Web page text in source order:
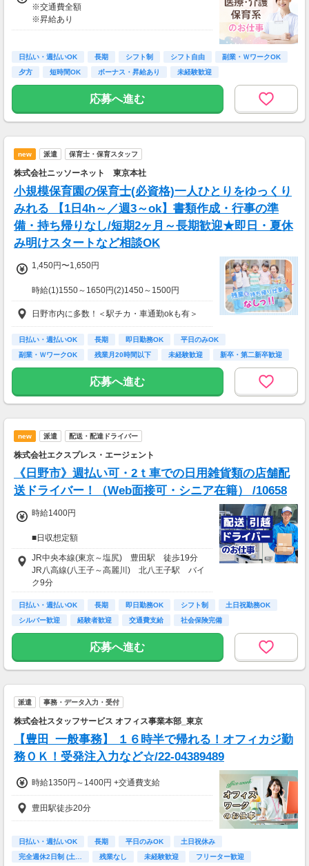
※交通費全額
※昇給あり
◎日勤／経験者の場合
・日収(1,800*8)円（時給1,800円×8h）
※資格手当あり（時給50円～UP/資格の種類に
よって異なる）
支払方法：週払い
※週払いOK（規定あり）
→金曜日締め最短翌週火曜日にお給料GET♪
（稼働開始時は手続き完了次第となります）
交通費：別途全額支給
※車・バイク通勤に関して施設により異なる場
日払い・週払いOK 長期 シフト制 シフト自由
副業・ＷワークOK
夕方
短時間OK ボーナス・昇給あり 未経験歓迎
応募へ進む
new 派遣 保育士・保育スタッフ
株式会社ニッソーネット 東京本社
小規模保育園の保育士(必資格)一人ひとりをゆっくり
みれる 【1日4h～／週3～ok】書類作成・行事の準
備・持ち帰りなし/短期2ヶ月～長期歓迎★即日・夏休
み明けスタートなど相談OK
1,450円〜1,650円
時給(1)1550～1650円(2)1450～1500円
(1)週40ｈ以上
(2)週40ｈ未満
【月収例】
290400円（時給1650円×8h×22日)
★シフト例：9-18時、7-11時、8-12時、9-16時
など
★短期2ヶ月～長期歓迎！
日野市内に多数！＜駅チカ・車通勤okも有＞
日払い・週払いOK 長期 即日勤務OK
平日のみOK
副業・ＷワークOK
残業月20時間以下 未経験歓迎
新卒・第二新卒歓迎
フリーター歓迎
応募へ進む
new 派遣 配送・配達ドライバー
株式会社エクスプレス・エージェント
《日野市》週払い可・2ｔ車での日用雑貨類の店舗配
送ドライバー！（Web面接可・シニア在籍） /10658
時給1400円
■日収想定額
11,200円～12,900円
■月収想定額
235,000円～284,000円
む見込み額となります。
※上記月収額は月間21日～22日出勤した場合の
見込み額となります。
■その他補足
※上記金額の上限値は日々1時間、時間外勤務
JR中央本線(東京～塩尻) 豊田駅 徒歩19分
JR八高線(八王子～高麗川) 北八王子駅 バイ
ク9分
日払い・週払いOK 長期 即日勤務OK シフト制
土日祝勤務OK
シルバー歓迎
経験者歓迎 交通費支給 社会保険完備
応募へ進む
派遣 事務・データ入力・受付
株式会社スタッフサービス オフィス事業本部_東京
【豊田_一般事務】 １６時半で帰れる！オフィカジ勤
務ＯＫ！受発注入力など☆/22-04389489
時給1350円～1400円 +交通費支給
豊田駅徒歩20分
日払い・週払いOK 長期 平日のみOK
土日祝休み
完全週休2日制 (土…
残業なし 未経験歓迎 フリーター歓迎